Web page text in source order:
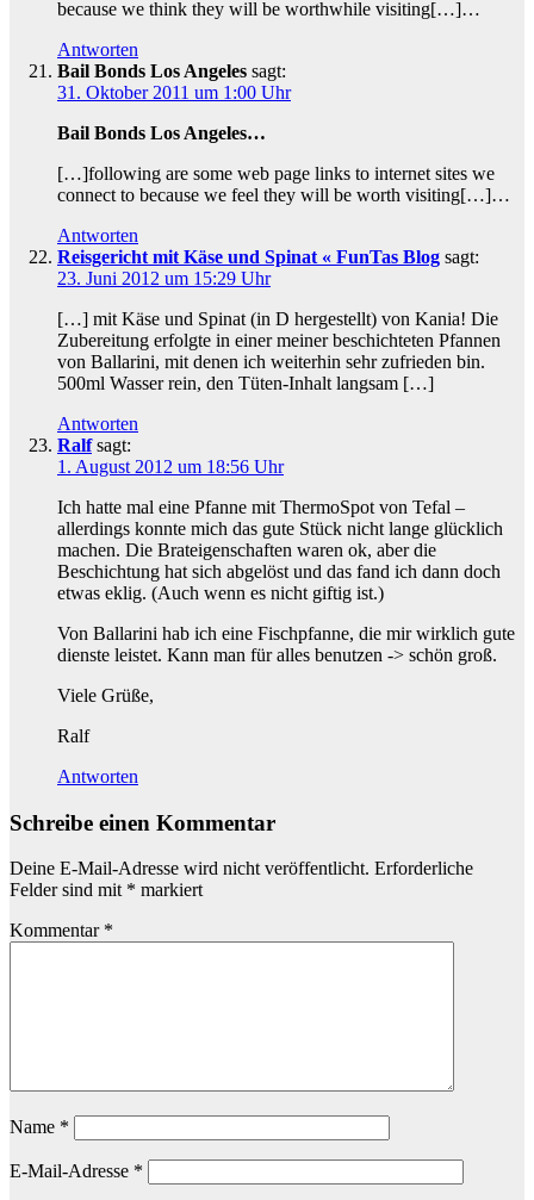
because we think they will be worthwhile visiting[…]…
Antworten
Bail Bonds Los Angeles sagt:
31. Oktober 2011 um 1:00 Uhr
Bail Bonds Los Angeles…
[…]following are some web page links to internet sites we
connect to because we feel they will be worth visiting[…]…
Antworten
Reisgericht mit Käse und Spinat « FunTas Blog sagt:
23. Juni 2012 um 15:29 Uhr
[…] mit Käse und Spinat (in D hergestellt) von Kania! Die
Zubereitung erfolgte in einer meiner beschichteten Pfannen
von Ballarini, mit denen ich weiterhin sehr zufrieden bin.
500ml Wasser rein, den Tüten-Inhalt langsam […]
Antworten
Ralf sagt:
1. August 2012 um 18:56 Uhr
Ich hatte mal eine Pfanne mit ThermoSpot von Tefal –
allerdings konnte mich das gute Stück nicht lange glücklich
machen. Die Brateigenschaften waren ok, aber die
Beschichtung hat sich abgelöst und das fand ich dann doch
etwas eklig. (Auch wenn es nicht giftig ist.)
Von Ballarini hab ich eine Fischpfanne, die mir wirklich gute
dienste leistet. Kann man für alles benutzen -> schön groß.
Viele Grüße,
Ralf
Antworten
Schreibe einen Kommentar
Deine E-Mail-Adresse wird nicht veröffentlicht. Erforderliche
Felder sind mit * markiert
Kommentar *
Name *
E-Mail-Adresse *